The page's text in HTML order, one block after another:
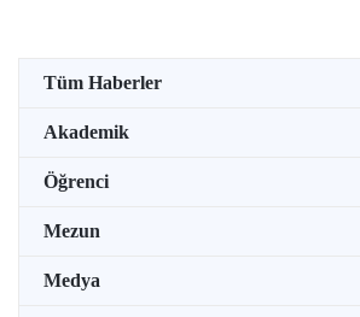
Tüm Haberler
Akademik
Öğrenci
Mezun
Medya